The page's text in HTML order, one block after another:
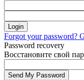
Forgot your password?
Password recovery
Восстановите свой